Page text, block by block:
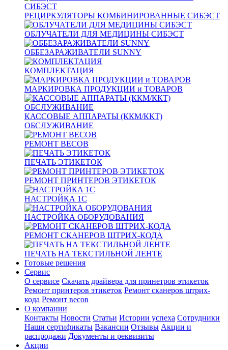
РЕЦИРКУЛЯТОРЫ КОМБИНИРОВАННЫЕ СИБЭСТ
ОБЛУЧАТЕЛИ ДЛЯ МЕДИЦИНЫ СИБЭСТ
ОББЕЗАРАЖИВАТЕЛИ SUNNY
КОМПЛЕКТАЦИЯ
МАРКИРОВКА ПРОДУКЦИИ и ТОВАРОВ
КАССОВЫЕ АППАРАТЫ (ККМ/ККТ)
ОБСЛУЖИВАНИЕ
РЕМОНТ ВЕСОВ
ПЕЧАТЬ ЭТИКЕТОК
РЕМОНТ ПРИНТЕРОВ ЭТИКЕТОК
НАСТРОЙКА 1С
НАСТРОЙКА ОБОРУДОВАНИЯ
РЕМОНТ СКАНЕРОВ ШТРИХ-КОДА
ПЕЧАТЬ НА ТЕКСТИЛЬНОЙ ЛЕНТЕ
Готовые решения
Сервис
О сервисе Скачать драйвера для принетров этикеток
Ремонт принтеров этикеток Ремонт сканеров штрих-
кода Ремонт весов
О компании
Контакты Новости Статьи Истории успеха Сотрудники
Наши сертификаты Вакансии Отзывы Акции и
распродажи Документы и реквизиты
Акции